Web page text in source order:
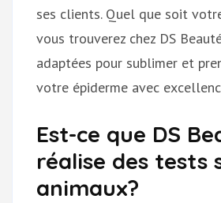
ses clients. Quel que soit
vous trouverez chez DS
adaptées pour sublimer et
votre épiderme avec
Est-ce que DS
réalise des tests
animaux?